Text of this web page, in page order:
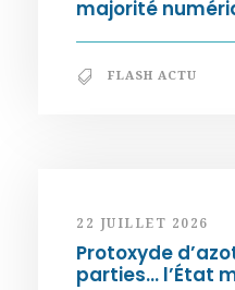
majorité
FLASH ACTU
22 JUILLET 2026
Protoxyde
parties… l’État